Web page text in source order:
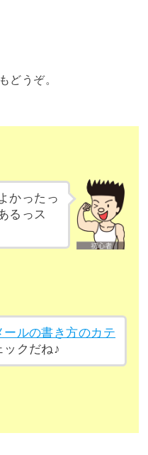
かったっ
るっス
ールの書き方のカテ
ックだね♪